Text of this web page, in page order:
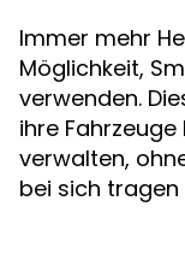
Immer mehr
Möglichkeit,
verwenden.
ihre
verwalten,
bei sich tragen